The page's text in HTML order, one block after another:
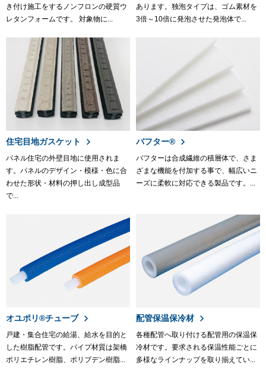
き付け施工をするノンフロンの硬質ウ
レタンフォームです。 対象物に...
あります。独泡タイプは、ゴム素材を
3倍～10倍に発泡させた発泡体で...
住宅目地ガスケット
パネル住宅の外壁目地に使用されま
す。パネルのデザイン・模様・色に合
わせた形状・材料の押し出し成型品
で...
バフター®
バフターは合成繊維の積層体で、さま
ざまな機能を付加する事で、幅広いニ
ーズに柔軟に対応できる製品です。...
オユポリ®チューブ
戸建・集合住宅の給湯、給水を目的と
した樹脂配管です。パイプ材質は架橋
ポリエチレン樹脂、ポリブデン樹脂...
配管保温保冷材
各種配管へ取り付ける配管用の保温保
冷材です。要求される保温性能ごとに
多様なラインナップを取り揃えてい...